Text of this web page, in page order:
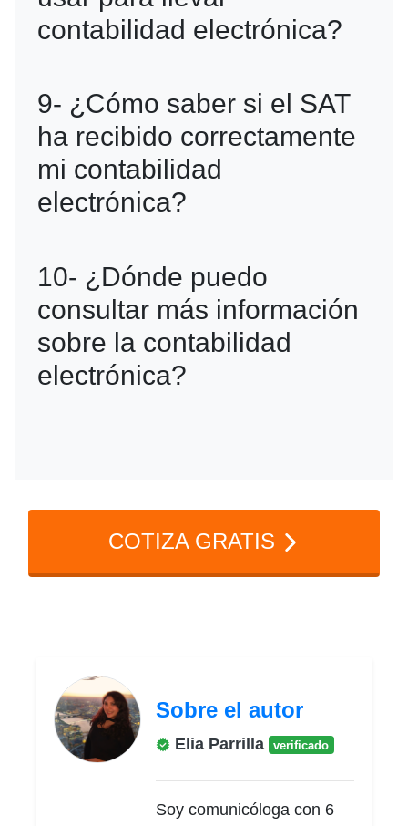
procedimientos indicados por el SAT.
contabilidad electrónica?
Contpaq, Aspel, SAP y otros sistemas
que permiten generar los archivos XML
requeridos por el SAT.
9- ¿Cómo saber si el SAT
ha recibido correctamente
mi contabilidad
electrónica?
de recibo que confirma la recepción de
los archivos enviados.
10- ¿Dónde puedo
consultar más información
sobre la contabilidad
electrónica?
COTIZA GRATIS
Sobre el autor
Elia Parrilla verificado
Soy comunicóloga con 6